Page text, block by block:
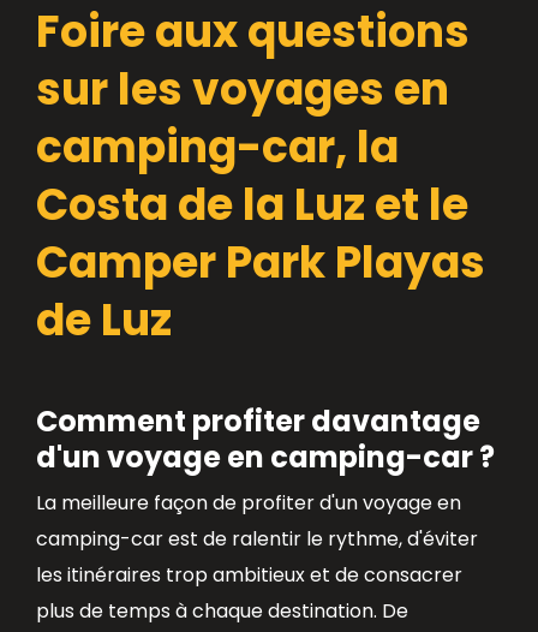
Foire aux questions
sur les voyages en
camping-car, la
Costa de la Luz et le
Camper Park Playas
de Luz
Comment profiter davantage
d'un voyage en camping-car ?
La meilleure façon de profiter d'un voyage en
camping-car est de ralentir le rythme, d'éviter
les itinéraires trop ambitieux et de consacrer
plus de temps à chaque destination. De